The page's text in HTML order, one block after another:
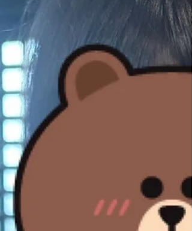
4231 Mail mailto:bungei@pref.kyoto.lg.jp Link
https://insho-domoto.com/exhibitions/2542/